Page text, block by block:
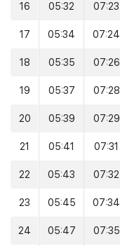
16 05:32 07:23
17 05:34 07:24
18 05:35 07:26
19 05:37 07:28
20 05:39 07:29
21 05:41 07:31
22 05:43 07:32
23 05:45 07:34
24 05:47 07:35